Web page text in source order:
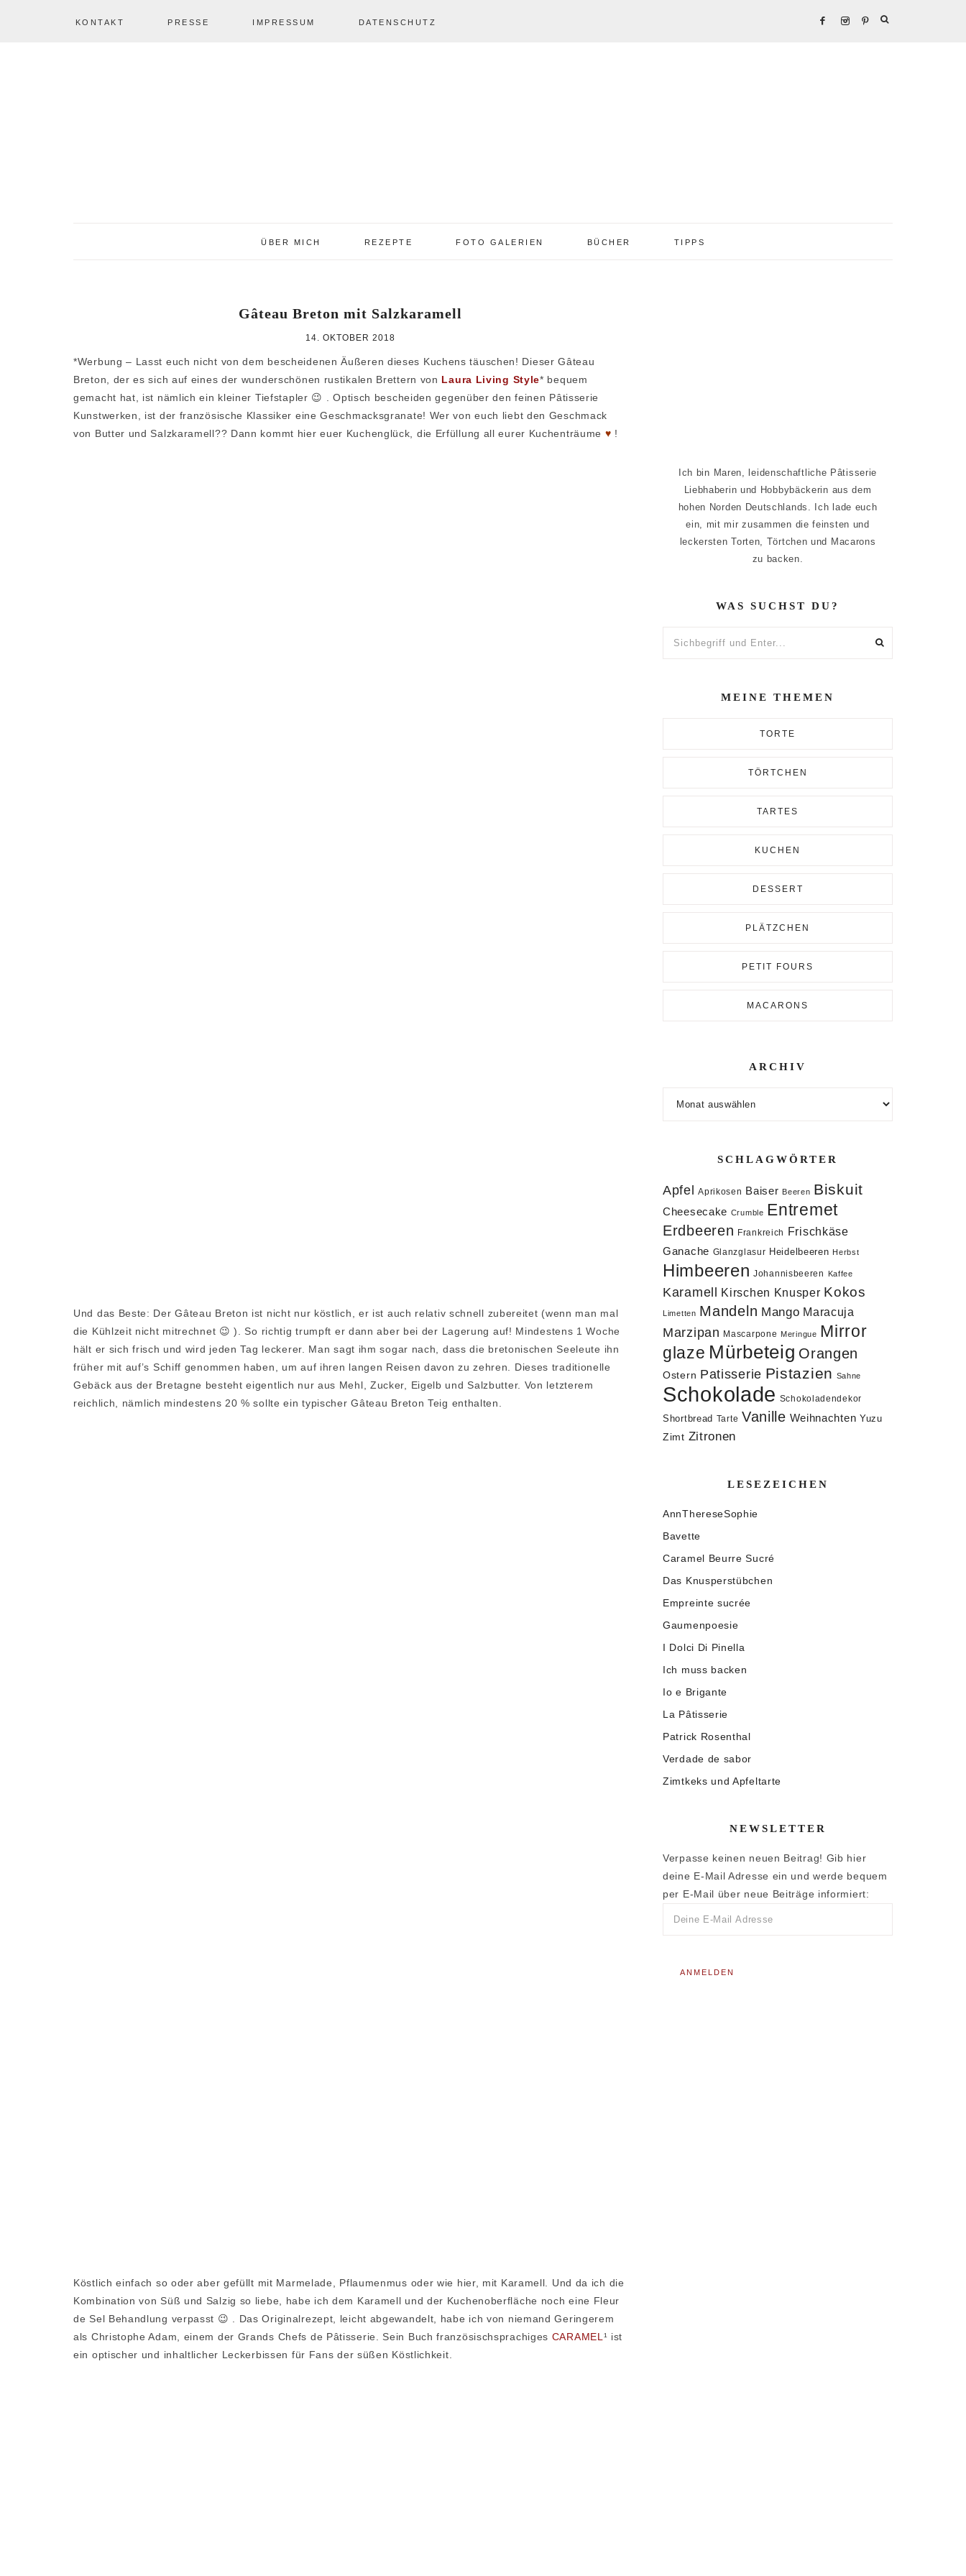
KONTAKT PRESSE IMPRESSUM DATENSCHUTZ
ÜBER MICH REZEPTE
TORTEN
TÖRTCHEN
TARTES
KUCHEN
FOTO GALERIEN
2021 – 2026
‚NACHGEBACKEN‘
GALERIE
BÜCHER TIPPS
Gâteau Breton mit Salzkaramell
14. OKTOBER 2018
*Werbung – Lasst euch nicht von dem bescheidenen Äußeren dieses Kuchens täuschen! Dieser Gâteau
Breton, der es sich auf eines der wunderschönen rustikalen Brettern von Laura Living Style* bequem
gemacht hat, ist nämlich ein kleiner Tiefstapler 😉 . Optisch bescheiden gegenüber den feinen Pâtisserie
Kunstwerken, ist der französische Klassiker eine Geschmacksgranate! Wer von euch liebt den Geschmack
von Butter und Salzkaramell?? Dann kommt hier euer Kuchenglück, die Erfüllung all eurer Kuchenträume ♥ !
Und das Beste: Der Gâteau Breton ist nicht nur köstlich, er ist auch relativ schnell zubereitet (wenn man mal
die Kühlzeit nicht mitrechnet 😉 ). So richtig trumpft er dann aber bei der Lagerung auf! Mindestens 1 Woche
hält er sich frisch und wird jeden Tag leckerer. Man sagt ihm sogar nach, dass die bretonischen Seeleute ihn
früher mit auf’s Schiff genommen haben, um auf ihren langen Reisen davon zu zehren. Dieses traditionelle
Gebäck aus der Bretagne besteht eigentlich nur aus Mehl, Zucker, Eigelb und Salzbutter. Von letzterem
reichlich, nämlich mindestens 20 % sollte ein typischer Gâteau Breton Teig enthalten.
Köstlich einfach so oder aber gefüllt mit Marmelade, Pflaumenmus oder wie hier, mit Karamell. Und da ich die
Kombination von Süß und Salzig so liebe, habe ich dem Karamell und der Kuchenoberfläche noch eine Fleur
de Sel Behandlung verpasst 😉 . Das Originalrezept, leicht abgewandelt, habe ich von niemand Geringerem
als Christophe Adam, einem der Grands Chefs de Pâtisserie. Sein Buch französischsprachiges CARAMEL ¹ ist
ein optischer und inhaltlicher Leckerbissen für Fans der süßen Köstlichkeit.
Ich bin Maren, leidenschaftliche Pâtisserie
Liebhaberin und Hobbybäckerin aus dem
hohen Norden Deutschlands. Ich lade euch
ein, mit mir zusammen die feinsten und
leckersten Torten, Törtchen und Macarons
zu backen.
WAS SUCHST DU?
MEINE THEMEN
TORTE
TÖRTCHEN
TARTES
KUCHEN
DESSERT
PLÄTZCHEN
PETIT FOURS
MACARONS
ARCHIV
SCHLAGWÖRTER
Apfel Aprikosen Baiser Beeren Biskuit
Cheesecake Crumble Entremet
Erdbeeren Frankreich Frischkäse
Ganache Glanzglasur Heidelbeeren Herbst
Himbeeren Johannisbeeren Kaffee
Karamell Kirschen Knusper Kokos
Limetten Mandeln Mango Maracuja
Marzipan Mascarpone Meringue Mirror
glaze Mürbeteig Orangen
Ostern Patisserie Pistazien Sahne
Schokolade Schokoladendekor
Shortbread Tarte Vanille Weihnachten Yuzu
Zimt Zitronen
LESEZEICHEN
AnnThereseSophie
Bavette
Caramel Beurre Sucré
Das Knusperstübchen
Empreinte sucrée
Gaumenpoesie
I Dolci Di Pinella
Ich muss backen
Io e Brigante
La Pâtisserie
Patrick Rosenthal
Verdade de sabor
Zimtkeks und Apfeltarte
NEWSLETTER
Verpasse keinen neuen Beitrag! Gib hier
deine E-Mail Adresse ein und werde bequem
per E-Mail über neue Beiträge informiert: